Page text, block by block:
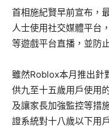
首相施紀賢早前宣布，
人士使用社交媒體平台
等遊戲平台直播，並防
雖然Roblox本月推出針
供九至十五歲用戶使用
及讓家長加強監控等措
證系統對十八歲以下用